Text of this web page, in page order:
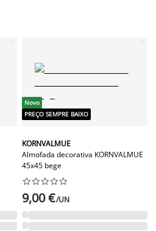
Novo
PREÇO SEMPRE BAIXO
KORNVALMUE
Almofada decorativa KORNVALMUE
45x45 bege






9,00 €/UN